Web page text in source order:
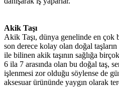
Akik Taşı
Akik Taşı, dünya genelinde en çok
son derece kolay olan doğal taşların
ile bilinen akik taşının sağlığa
6 ila 7 arasında olan bu doğal taş,
işlenmesi zor olduğu söylense de
aksesuar ürününde yaygın olarak